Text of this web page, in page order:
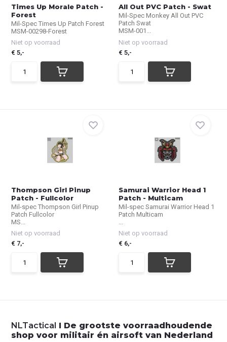
Times Up Morale Patch -
Forest
Mil-Spec Times Up Patch Forest
MSM-00298-Forest
Niet op voorraad
€ 5,-
All Out PVC Patch - Swat
Mil-Spec Monkey All Out PVC
Patch Swat
MSM-001...
Niet op voorraad
€ 5,-
Thompson Girl Pinup
Patch - Fullcolor
Mil-spec Thompson Girl Pinup
Patch Fullcolor
MS...
Niet op voorraad
€ 7,-
Samurai Warrior Head 1
Patch - Multicam
Mil-spec Samurai Warrior Head 1
Patch Multicam
...
Niet op voorraad
€ 6,-
NLTactical I De grootste voorraadhoudende
shop voor militair én airsoft van Nederland